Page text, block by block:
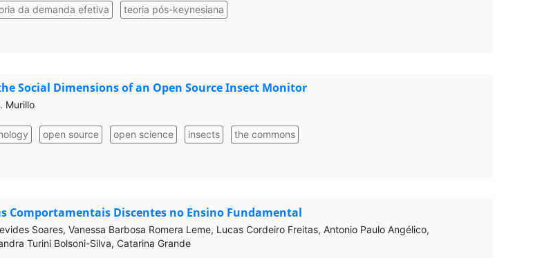
da demanda efetiva teoria pós-keynesiana
Social Dimensions of an Open Source Insect Monitor
Murillo
open source open science insects the commons
Comportamentais Discentes no Ensino Fundamental
Soares, Vanessa Barbosa Romera Leme, Lucas Cordeiro Freitas, Antonio Paulo Angélico,
Turini Bolsoni-Silva, Catarina Grande